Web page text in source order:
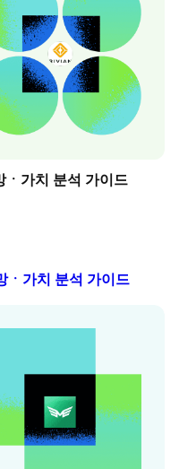
ㆍ가치 분석 가이드
ㆍ가치 분석 가이드